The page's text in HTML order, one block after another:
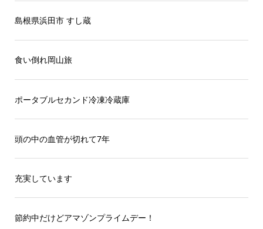
島根県浜田市 すし蔵
食い倒れ岡山旅
ポータブルセカンド冷凍冷蔵庫
頭の中の血管が切れて7年
充実しています
節約中だけどアマゾンプライムデー！